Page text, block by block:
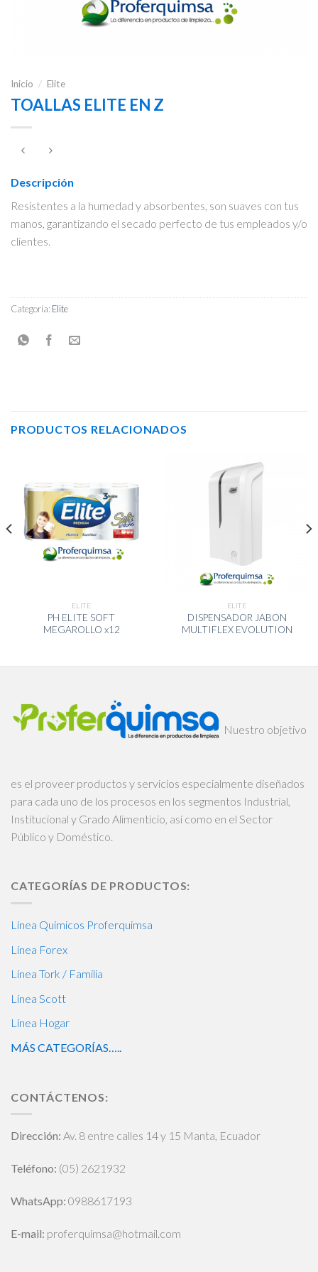
Inicio / Elite
TOALLAS ELITE EN Z
Descripción
Resistentes a la humedad y absorbentes, son suaves con tus
manos, garantizando el secado perfecto de tus empleados y/o
clientes.
Categoría: Elite
PRODUCTOS RELACIONADOS
ELITE
PH ELITE SOFT
MEGAROLLO x12
ELITE
DISPENSADOR JABON
MULTIFLEX EVOLUTION
Nuestro objetivo
es el proveer productos y servicios especialmente diseñados
para cada uno de los procesos en los segmentos Industrial,
Institucional y Grado Alimenticio, así como en el Sector
Público y Doméstico.
CATEGORÍAS DE PRODUCTOS:
Línea Químicos Proferquimsa
Línea Forex
Línea Tork / Familia
Línea Scott
Línea Hogar
MÁS CATEGORÍAS…..
CONTÁCTENOS:
Dirección: Av. 8 entre calles 14 y 15 Manta, Ecuador
Teléfono: (05) 2621932
WhatsApp: 0988617193
E-mail: proferquimsa@hotmail.com